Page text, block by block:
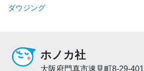
ダウジング
ホノカ社
大阪府門真市速見町8-29-401